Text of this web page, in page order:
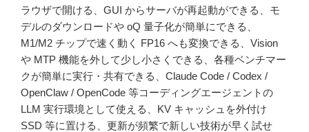
ラウザで開ける、GUI からサーバが再起動ができる、モ
デルのダウンロードや oQ 量子化が簡単にできる、
M1/M2 チップで速く動く FP16 へも変換できる、Vision
や MTP 機能を外して少し小さくできる、各種ベンチマー
クが簡単に実行・共有できる、Claude Code / Codex /
OpenClaw / OpenCode 等コーディングエージェントの
LLM 実行環境として使える、KV キャッシュを外付け
SSD 等に置ける、更新が頻繁で新しい技術が早く試せ